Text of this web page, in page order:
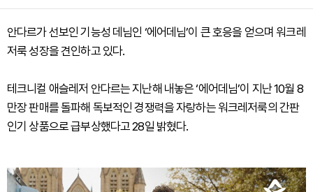
안다르가 선보인 기능성 데님인 ‘에어데님’이 큰 호응을 얻으며 워크레
저룩 성장을 견인하고 있다.
테크니컬 애슬레저 안다르는 지난해 내놓은 ‘에어데님’이 지난 10월 8
만장 판매를 돌파해 독보적인 경쟁력을 자랑하는 워크레저룩의 간판
인기 상품으로 급부상했다고 28일 밝혔다.